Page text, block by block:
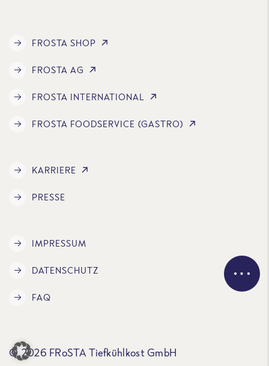
FROSTA SHOP
FROSTA AG
FROSTA INTERNATIONAL
FROSTA FOODSERVICE (GASTRO)
KARRIERE
PRESSE
IMPRESSUM
DATENSCHUTZ
FAQ
© 2026 FRoSTA Tiefkühlkost GmbH